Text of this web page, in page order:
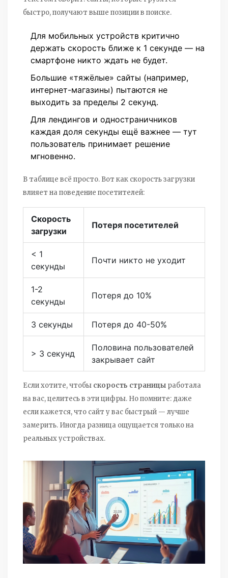
быстро, получают выше позиции в поиске.
Для мобильных устройств критично
держать скорость ближе к 1 секунде — на
смартфоне никто ждать не будет.
Большие «тяжёлые» сайты (например,
интернет-магазины) пытаются не
выходить за пределы 2 секунд.
Для лендингов и одностраничников
каждая доля секунды ещё важнее — тут
пользователь принимает решение
мгновенно.
В таблице всё просто. Вот как скорость загрузки
влияет на поведение посетителей:
Скорость
загрузки
Потеря посетителей
< 1
секунды
Почти никто не уходит
1-2
секунды
Потеря до 10%
3 секунды Потеря до 40-50%
> 3 секунд
Половина пользователей
закрывает сайт
Если хотите, чтобы скорость страницы работала
на вас, целитесь в эти цифры. Но помните: даже
если кажется, что сайт у вас быстрый — лучше
замерить. Иногда разница ощущается только на
реальных устройствах.